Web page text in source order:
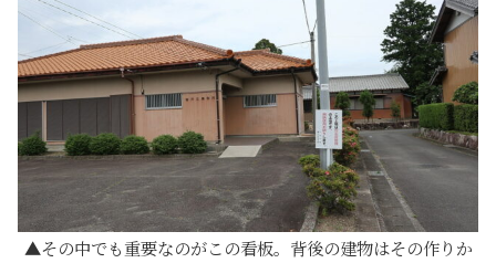
その中でも重要なのがこの看板。背後の建物はその作りか